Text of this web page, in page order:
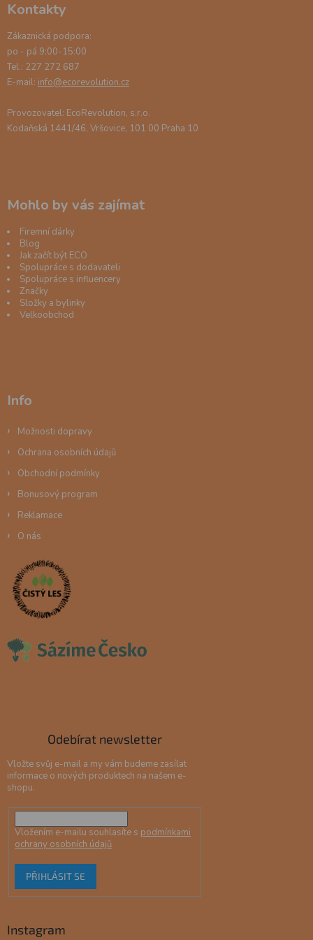
Kontakty
Zákaznická podpora:
po - pá 9:00-15:00
Tel.: 227 272 687
E-mail: info@ecorevolution.cz
Provozovatel: EcoRevolution, s.r.o.
Kodaňská 1441/46, Vršovice, 101 00 Praha 10
Mohlo by vás zajímat
Firemní dárky
Blog
Jak začít být ECO
Spolupráce s dodavateli
Spolupráce s influencery
Značky
Složky a bylinky
Velkoobchod
Info
Možnosti dopravy
Ochrana osobních údajů
Obchodní podmínky
Bonusový program
Reklamace
O nás
Odebírat newsletter
Vložte svůj e-mail a my vám budeme zasílat
informace o nových produktech na našem e-
shopu.
Vložením e-mailu souhlasíte s podmínkami
ochrany osobních údajů
PŘIHLÁSIT SE
Instagram